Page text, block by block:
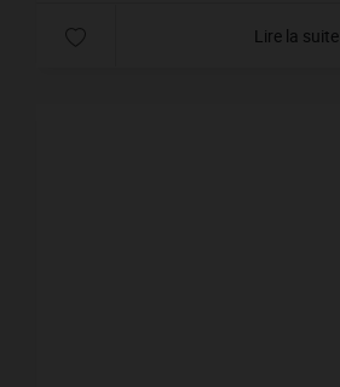
Lire la suite